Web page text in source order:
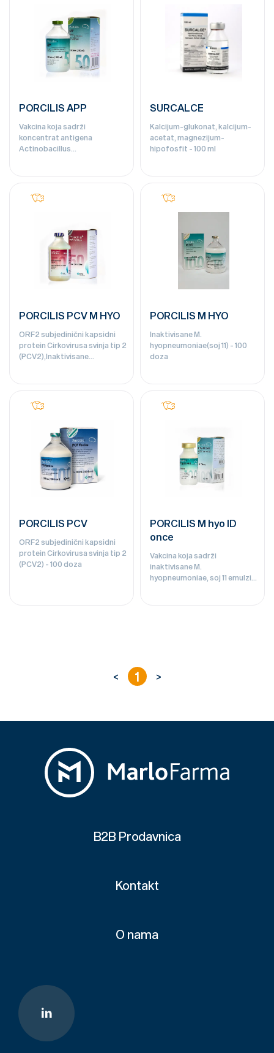
PORCILIS APP
Vakcina koja sadrži
koncentrat antigena
Actinobacillus
SURCALCE
Kalcijum-glukonat, kalcijum-
acetat, magnezijum-
hipofosfit - 100 ml
PORCILIS PCV M HYO
ORF2 subjedinični kapsidni
protein Cirkovirusa svinja tip 2
(PCV2),Inaktivisane
PORCILIS M HYO
Inaktivisane M.
hyopneumoniae(soj 11) - 100
doza
PORCILIS PCV
ORF2 subjedinični kapsidni
protein Cirkovirusa svinja tip 2
(PCV2) - 100 doza
PORCILIS M hyo ID
once
Vakcina koja sadrži
inaktivisane M.
hyopneumoniae, soj 11 emulzija
< 1 >
B2B Prodavnica
Kontakt
O nama